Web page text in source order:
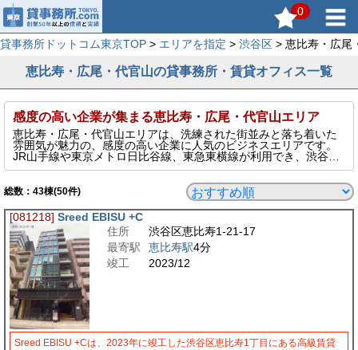
0
貸事務所ドットコム東京TOP > エリアを指定 > 渋谷区 > 恵比寿・広尾
恵比寿・広尾・代官山の貸事務所・賃貸オフィス一覧
感度の高い企業が集まる恵比寿・広尾・代官山エリア
恵比寿・広尾・代官山エリアは、洗練された街並みと落ち着いた
雰囲気が魅力の、感度の高い企業に人気のビジネスエリアです。
JR山手線や東京メトロ日比谷線、東急東横線が利用でき、渋谷・
目黒・六本木方面へのアクセスも良好。ハイセンスなショップや
ます。スタートアップやデザイン・IT系企業、クリエイティブ職
種の拠点として支持される、ブランド力のある賃貸オフィスエリ
アです。
総数： 43棟(50件)
[081218] Sreed EBISU +C
住所
渋谷区恵比寿1-21-17
最寄駅
恵比寿駅4分
竣工
2023/12
Sreed EBISU +Cは、2023年に竣工した渋谷区恵比寿1丁目にある高級賃貸